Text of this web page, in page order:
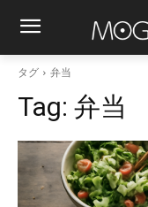
タグ 弁当
Tag: 弁当